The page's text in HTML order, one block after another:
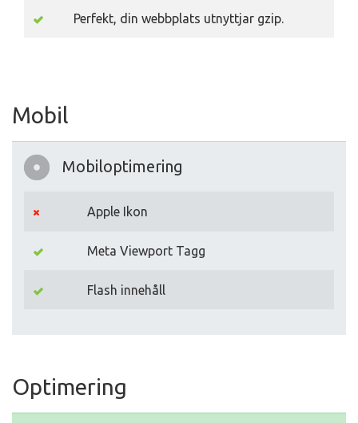
Perfekt, din webbplats utnyttjar gzip.
Mobil
Mobiloptimering
Apple Ikon
Meta Viewport Tagg
Flash innehåll
Optimering